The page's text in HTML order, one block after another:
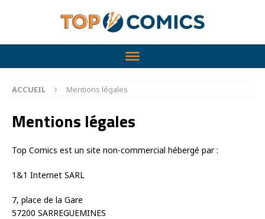
ACCUEIL Mentions légales
Mentions légales
Top Comics est un site non-commercial hébergé par :
1&1 Internet SARL
7, place de la Gare
57200 SARREGUEMINES